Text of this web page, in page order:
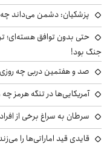
پزشکیان: دشمن می‌داند چه
حتی بدون توافق هسته‌ای؛
جنگ بود!
صد و هفتمین دربی چه
آمریکایی‌ها در تنگه هرمز
سرطان به سراغ برخی از
قایدی قید اماراتی‌ها را